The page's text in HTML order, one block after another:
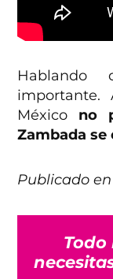
importante.
México no
Zambada
Publicado
Todo